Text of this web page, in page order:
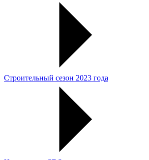
Строительный сезон 2023 года